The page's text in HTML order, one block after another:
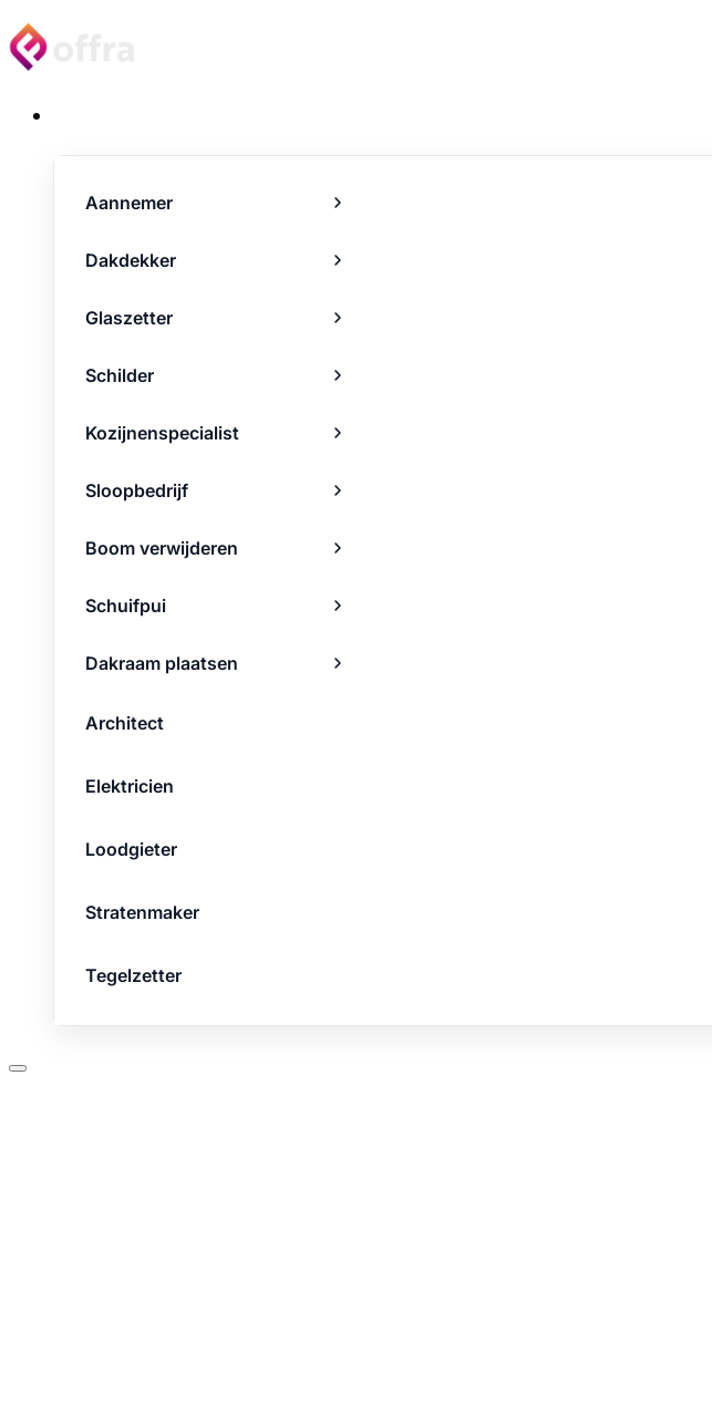
Aannemer
Dakdekker
Glaszetter
Schilder
Kozijnenspecialist
Sloopbedrijf
Boom verwijderen
Schuifpui
Dakraam plaatsen
Architect
Elektricien
Loodgieter
Stratenmaker
Tegelzetter